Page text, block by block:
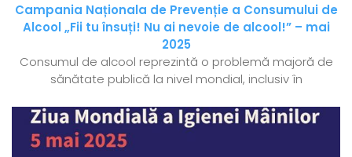
Campania Naționala de Prevenție a Consumului de
Alcool „Fii tu însuți! Nu ai nevoie de alcool!” – mai
2025
Consumul de alcool reprezintă o problemă majoră de
sănătate publică la nivel mondial, inclusiv în